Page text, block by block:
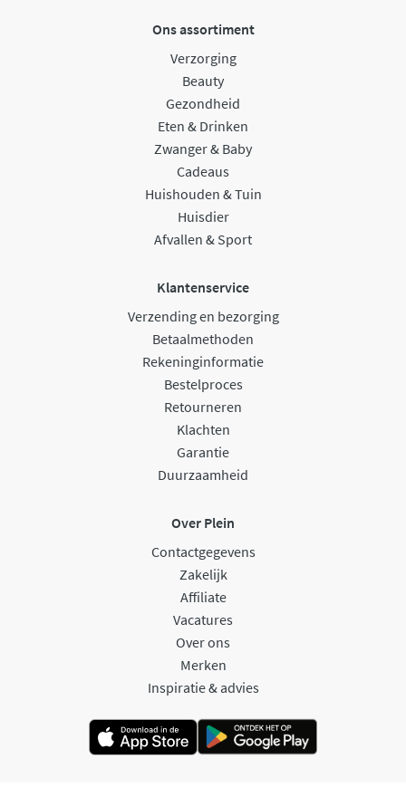
Ons assortiment
Verzorging
Beauty
Gezondheid
Eten & Drinken
Zwanger & Baby
Cadeaus
Huishouden & Tuin
Huisdier
Afvallen & Sport
Klantenservice
Verzending en bezorging
Betaalmethoden
Rekeninginformatie
Bestelproces
Retourneren
Klachten
Garantie
Duurzaamheid
Over Plein
Contactgegevens
Zakelijk
Affiliate
Vacatures
Over ons
Merken
Inspiratie & advies